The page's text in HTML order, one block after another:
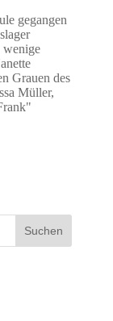
gegangen
wenige
Grauen des
Müller,
Suchen